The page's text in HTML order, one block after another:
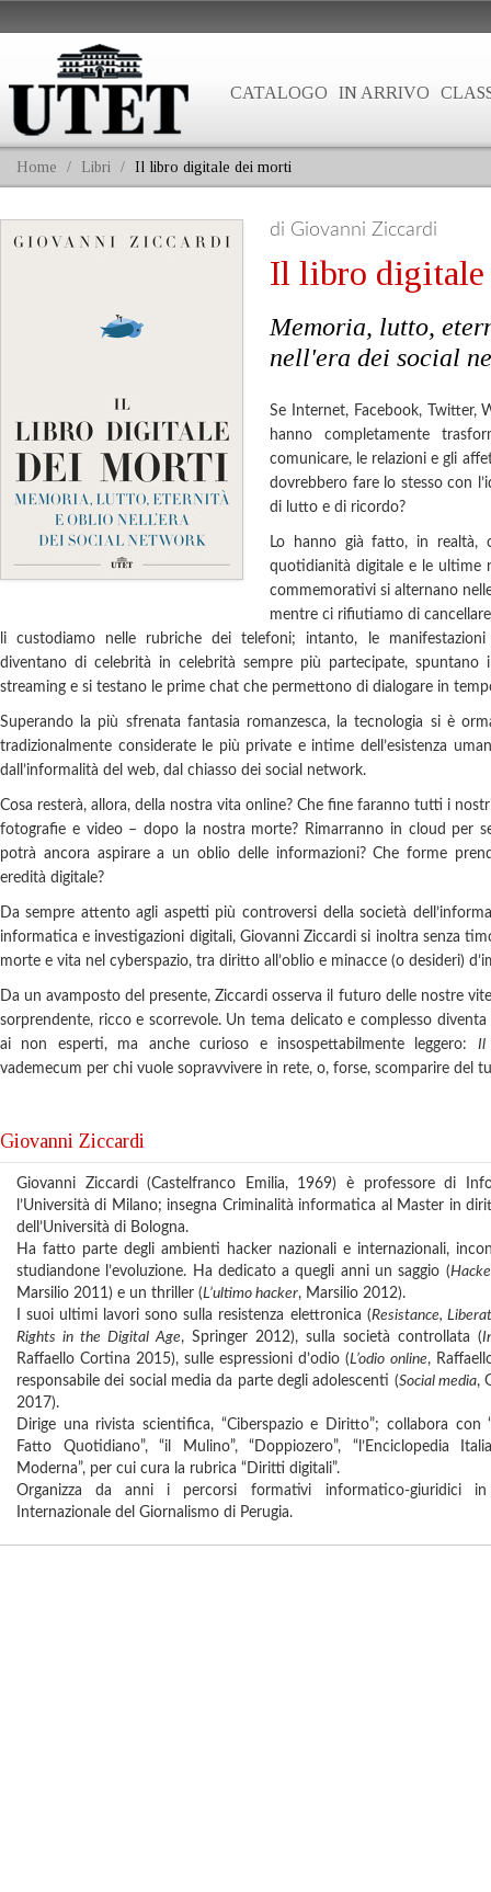
CATALOGO IN ARRIVO
Home / Libri / Il libro digitale dei morti
di Giovanni Ziccardi
Il libro
Memoria, lutto,
nell'era dei social
Se Internet, Facebook, Twitter,
hanno completamente
comunicare, le relazioni e gli
dovrebbero fare lo stesso con
di lutto e di ricordo?
Lo hanno già fatto, in realtà,
quotidianità digitale e le ultime
commemorativi si alternano
mentre ci rifiutiamo di
li custodiamo nelle rubriche dei telefoni; intanto, le
diventano di celebrità in celebrità sempre più partecipate, spuntano
streaming e si testano le prime chat che permettono di dialogare in
Superando la più sfrenata fantasia romanzesca, la tecnologia si è
tradizionalmente considerate le più private e intime dell’esistenza
dall’informalità del web, dal chiasso dei social network.
Cosa resterà, allora, della nostra vita online? Che fine faranno tutti i
fotografie e video – dopo la nostra morte? Rimarranno in cloud per
potrà ancora aspirare a un oblio delle informazioni? Che forme
eredità digitale?
Da sempre attento agli aspetti più controversi della società
informatica e investigazioni digitali, Giovanni Ziccardi si inoltra senza
morte e vita nel cyberspazio, tra diritto all’oblio e minacce (o desideri)
Da un avamposto del presente, Ziccardi osserva il futuro delle nostre
sorprendente, ricco e scorrevole. Un tema delicato e complesso
ai non esperti, ma anche curioso e insospettabilmente leggero: Il
vademecum per chi vuole sopravvivere in rete, o, forse, scomparire del
Giovanni Ziccardi
Giovanni Ziccardi (Castelfranco Emilia, 1969) è professore di
l’Università di Milano; insegna Criminalità informatica al Master in
dell’Università di Bologna.
Ha fatto parte degli ambienti hacker nazionali e internazionali,
studiandone l’evoluzione. Ha dedicato a quegli anni un saggio (
Marsilio 2011) e un thriller (L’ultimo hacker, Marsilio 2012).
I suoi ultimi lavori sono sulla resistenza elettronica (Resistance,
Rights in the Digital Age, Springer 2012), sulla società controllata (
Raffaello Cortina 2015), sulle espressioni d’odio (L’odio online,
responsabile dei social media da parte degli adolescenti (Social media,
2017).
Dirige una rivista scientifica, “Ciberspazio e Diritto”; collabora con
Fatto Quotidiano”, “il Mulino”, “Doppiozero”, “l’Enciclopedia
Moderna”, per cui cura la rubrica “Diritti digitali”.
Organizza da anni i percorsi formativi informatico-giuridici in
Internazionale del Giornalismo di Perugia.